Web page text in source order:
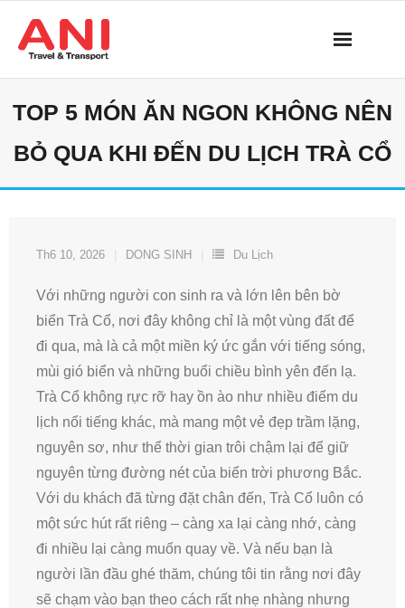
content
TOP 5 MÓN ĂN NGON KHÔNG NÊN
BỎ QUA KHI ĐẾN DU LỊCH TRÀ CỔ
Th6 10, 2026 DONG SINH Du Lịch
Với những người con sinh ra và lớn lên bên bờ
biển Trà Cổ, nơi đây không chỉ là một vùng đất để
đi qua, mà là cả một miền ký ức gắn với tiếng sóng,
mùi gió biển và những buổi chiều bình yên đến lạ.
Trà Cổ không rực rỡ hay ồn ào như nhiều điểm du
lịch nổi tiếng khác, mà mang một vẻ đẹp trầm lặng,
nguyên sơ, như thể thời gian trôi chậm lại để giữ
nguyên từng đường nét của biển trời phương Bắc.
Với du khách đã từng đặt chân đến, Trà Cổ luôn có
một sức hút rất riêng – càng xa lại càng nhớ, càng
đi nhiều lại càng muốn quay về. Và nếu bạn là
người lần đầu ghé thăm, chúng tôi tin rằng nơi đây
sẽ chạm vào bạn theo cách rất nhẹ nhàng nhưng